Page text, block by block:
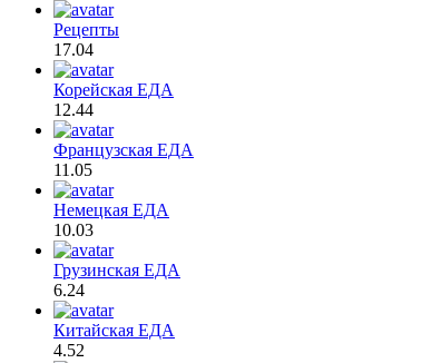
Рецепты
17.04
Корейская ЕДА
12.44
Французская ЕДА
11.05
Немецкая ЕДА
10.03
Грузинская ЕДА
6.24
Китайская ЕДА
4.52